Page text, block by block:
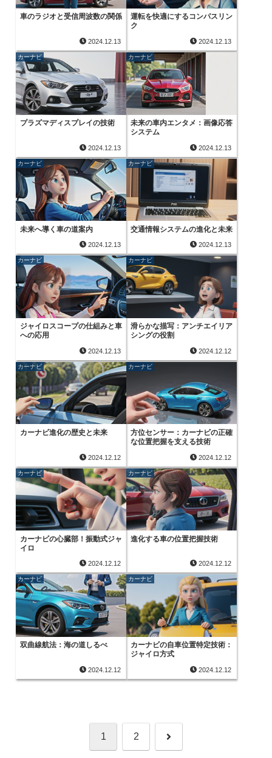
車のラジオと受信周波数の関係
2024.12.13
運転を快適にするコンパスリン
ク
2024.12.13
カーナビ
プラズマディスプレイの技術
2024.12.13
カーナビ
未来の車内エンタメ：画像応答
システム
2024.12.13
カーナビ
未来へ導く車の道案内
2024.12.13
カーナビ
交通情報システムの進化と未来
2024.12.13
カーナビ
ジャイロスコープの仕組みと車
への応用
2024.12.13
カーナビ
滑らかな描写：アンチエイリア
シングの役割
2024.12.12
カーナビ
カーナビ進化の歴史と未来
2024.12.12
カーナビ
方位センサー：カーナビの正確
な位置把握を支える技術
2024.12.12
カーナビ
カーナビの心臓部！振動式ジャ
イロ
2024.12.12
カーナビ
進化する車の位置把握技術
2024.12.12
カーナビ
双曲線航法：海の道しるべ
2024.12.12
カーナビ
カーナビの自車位置特定技術：
ジャイロ方式
2024.12.12
1 2 次